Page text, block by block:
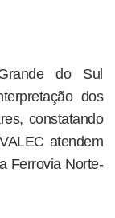
do Sul
dos
constatando
atendem
Ferrovia Norte-